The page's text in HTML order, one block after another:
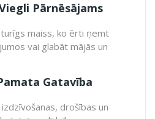
Pārnēsājams
maiss, ko ērti ņemt
vai glabāt mājās un
Gatavība
drošības un